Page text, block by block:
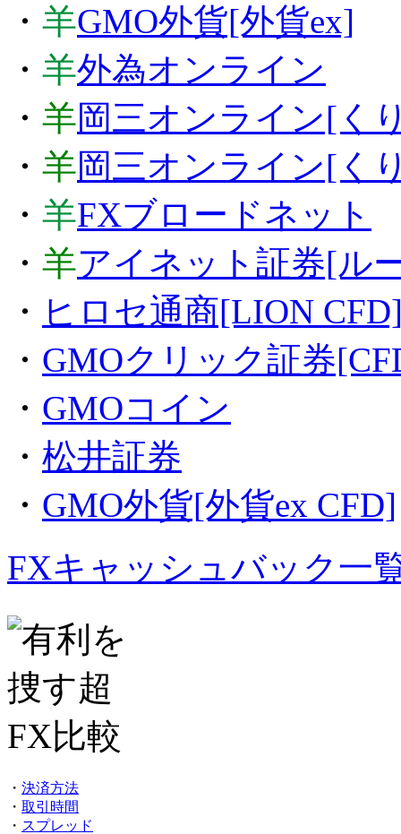
・ 羊GMO外貨[外貨ex]
・ 羊外為オンライン
・ 羊岡三オンライン[く
・ 羊岡三オンライン[く
・ 羊FXブロードネット
・ 羊アイネット証券[ル
・ ヒロセ通商[LION
・ GMOクリック証券
・ GMOコイン
・ 松井証券
・ GMO外貨[外貨ex CFD]
FXキャッシュバック一
・ 決済方法
・ 取引時間
・ スプレッド